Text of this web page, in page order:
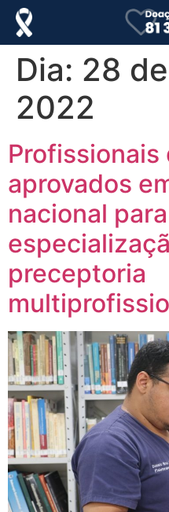
Dia: 28
2022
Profissionais
aprovados
nacional para
preceptoria